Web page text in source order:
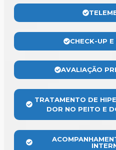
CHECK-UP
AVALIAÇÃO
TRATAMENTO DE
DOR NO PEITO E